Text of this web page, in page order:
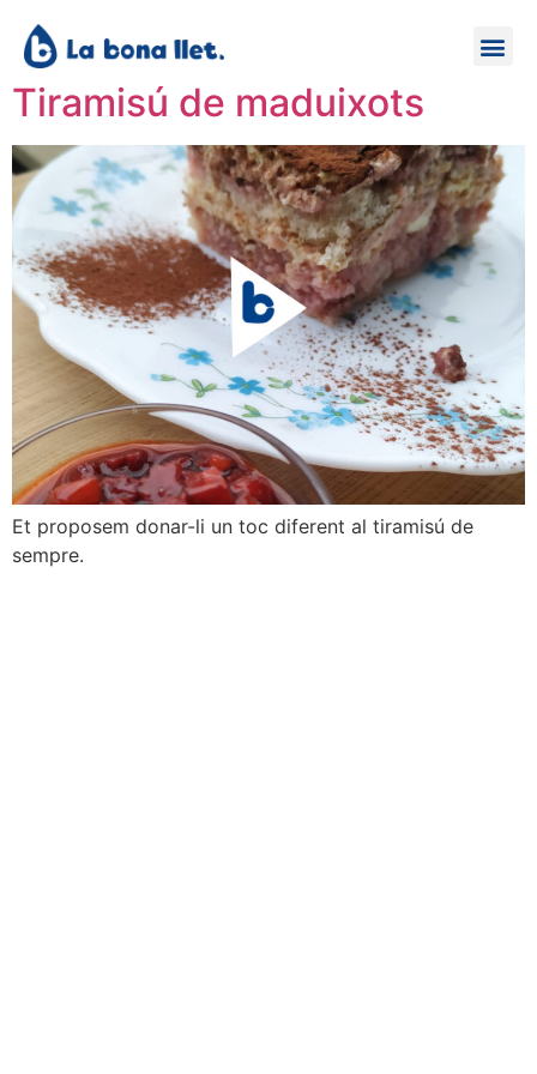
Tiramisú de maduixots
Et proposem donar-li un toc diferent al tiramisú de
sempre.​